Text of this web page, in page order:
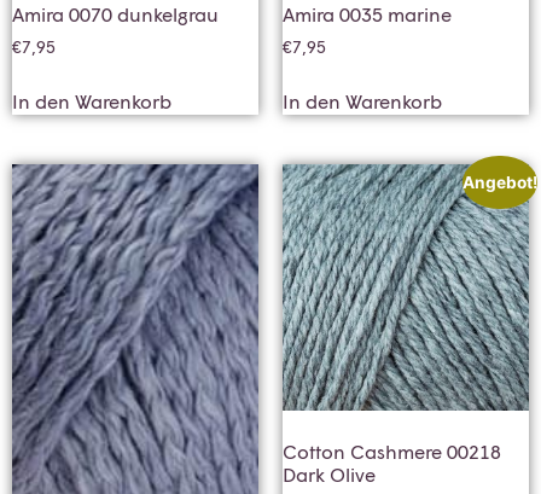
Amira 0070 dunkelgrau
€7,95
In den Warenkorb
Amira 0035 marine
€7,95
In den Warenkorb
Angebot!
Cotton Cashmere 00218
Dark Olive